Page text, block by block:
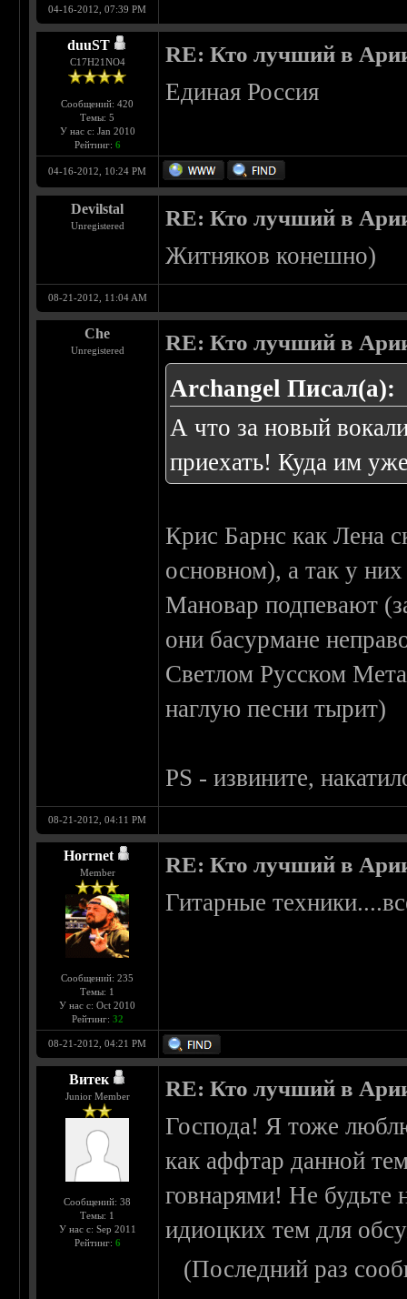
04-16-2012, 07:39 PM
duuST
С17H21NO4
Сообщений: 420
Темы: 5
У нас с: Jan 2010
Рейтинг: 6
RE: Кто лучший в
Единая Россия
04-16-2012, 10:24 PM
Devilstal
Unregistered RE: Кто лучший в
Житняков конешно)
08-21-2012, 11:04 AM
Che
Unregistered RE: Кто лучший в
Archangel Писал(а):
А что за новый
приехать! Куда им
Крис Барнс как Лена
основном), а так у
Мановар подпевают
они басурмане
Светлом Русском
наглую песни тырит)
PS - извините,
08-21-2012, 04:11 PM
Horrnet
Member
Сообщений: 235
Темы: 1
У нас с: Oct 2010
Рейтинг: 32
RE: Кто лучший в
Гитарные
08-21-2012, 04:21 PM
Витек
Junior Member
Сообщений: 38
Темы: 1
У нас с: Sep 2011
Рейтинг: 6
RE: Кто лучший в
Господа! Я тоже
как аффтар данной
говнарями! Не
идиоцких тем для
(Последний раз